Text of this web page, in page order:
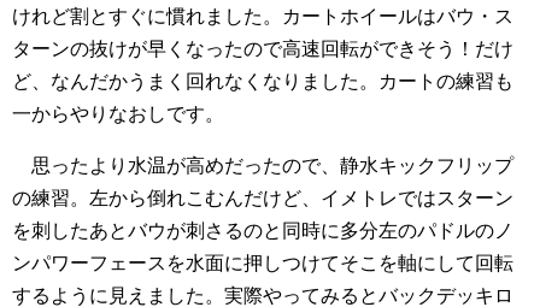
けれど割とすぐに慣れました。カートホイールはバウ・ス
ターンの抜けが早くなったので高速回転ができそう！だけ
ど、なんだかうまく回れなくなりました。カートの練習も
一からやりなおしです。
思ったより水温が高めだったので、静水キックフリップ
の練習。左から倒れこむんだけど、イメトレではスターン
を刺したあとバウが刺さるのと同時に多分左のパドルのノ
ンパワーフェースを水面に押しつけてそこを軸にして回転
するように見えました。実際やってみるとバックデッキロ